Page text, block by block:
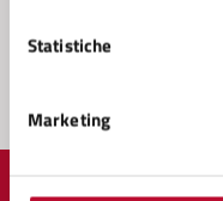
Statistiche
Marketing
Segnala disservizio